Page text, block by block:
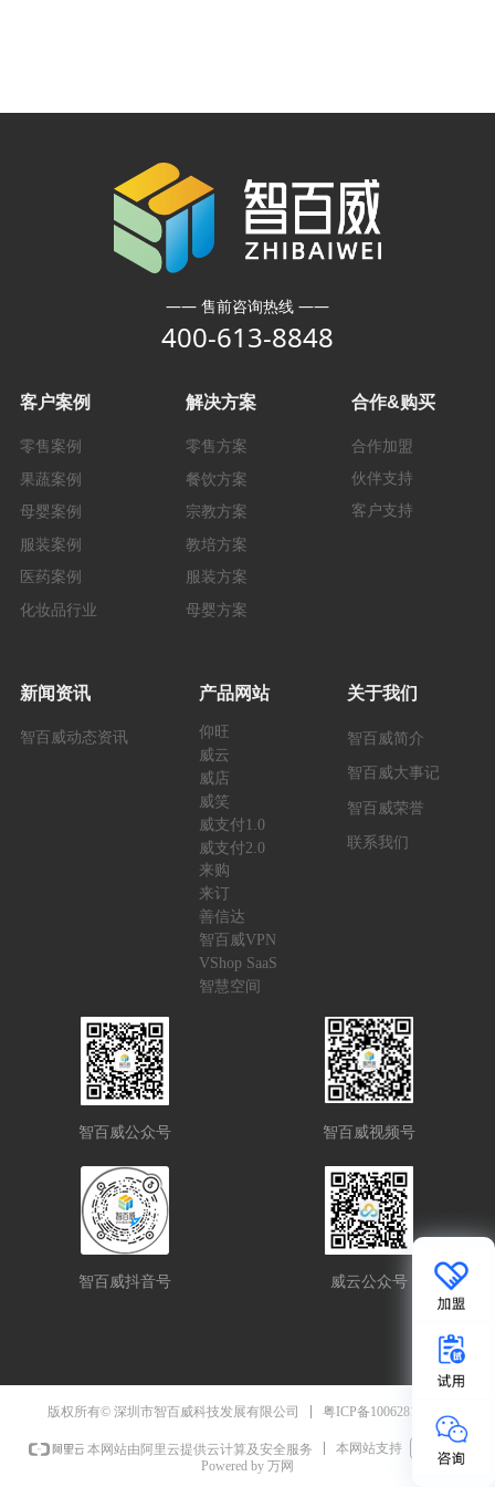
智百威公众号 智百威视频号
智百威抖音号 威云公众号
—— 售前咨询热线 ——
400-613-8848
客户案例
零售案例
果蔬案例
母婴案例
服装案例
医药案例
化妆品行业
解决方案
零售方案
餐饮方案
宗教方案
教培方案
服装方案
母婴方案
合作&购买
合作加盟
伙伴支持
客户支持
新闻资讯
智百威动态资讯
产品网站
仰旺
威云
威店
威笑
威支付1.0
威支付2.0
来购
来订
善信达
智百威VPN
VShop SaaS
智慧空间
关于我们
智百威简介
智百威大事记
智百威荣誉
联系我们
版权所有© 深圳市智百威科技发展有限公司 粤ICP备10062811号-7
本网站由阿里云提供云计算及安全服务 本网站支持
IPv6
Powered by 万网